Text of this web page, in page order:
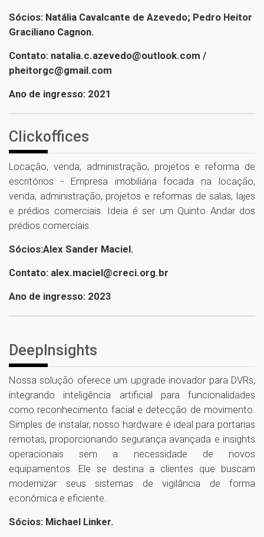
Sócios: Natália Cavalcante de Azevedo; Pedro Heitor
Graciliano Cagnon.
Contato: natalia.c.azevedo@outlook.com /
pheitorgc@gmail.com
Ano de ingresso: 2021
Clickoffices
Locação, venda, administração, projetos e reforma de
escritórios - Empresa imobiliária focada na locação,
venda, administração, projetos e reformas de salas, lajes
e prédios comerciais. Ideia é ser um Quinto Andar dos
prédios comerciais.
Sócios:Alex Sander Maciel.
Contato: alex.maciel@creci.org.br
Ano de ingresso: 2023
DeepInsights
Nossa solução oferece um upgrade inovador para DVRs,
integrando inteligência artificial para funcionalidades
como reconhecimento facial e detecção de movimento.
Simples de instalar, nosso hardware é ideal para portarias
remotas, proporcionando segurança avançada e insights
operacionais sem a necessidade de novos
equipamentos. Ele se destina a clientes que buscam
modernizar seus sistemas de vigilância de forma
econômica e eficiente.
Sócios: Michael Linker.